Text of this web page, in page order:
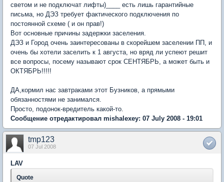
светом и не подключат лифты)____ есть лишь гарантийные
письма, но ДЭЗ требует фактического подключения по
постоянной схеме ( и он прав!)
Вот основные причины задержки заселения.
ДЭЗ и Город очень заинтересованы в скорейшем заселении ПП, и
очень бы хотели заселить к 1 августа, но вряд ли успеют решит
все вопросы, посему называют срок СЕНТЯБРЬ, а может быть и
ОКТЯБРЬ!!!!!
ДА,кормил нас завтраками этот Бузников, а прямыми
обязанностями не занимался.
Просто, подонок-вредитель какой-то.
Сообщение отредактировал mishalexey: 07 July 2008 - 19:01
tmp123
07 Jul 2008
LAV
Quote